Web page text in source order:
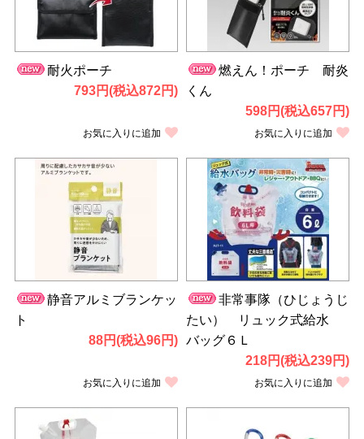
耐火ポーチ
793円(税込872円)
お気に入りに追加
燃えん！ポーチ 耐炎
くん
598円(税込657円)
お気に入りに追加
静音アルミブランケッ
ト
88円(税込96円)
お気に入りに追加
非常事隊（ひじょうじ
たい） リュック式給水
バッグ６Ｌ
218円(税込239円)
お気に入りに追加